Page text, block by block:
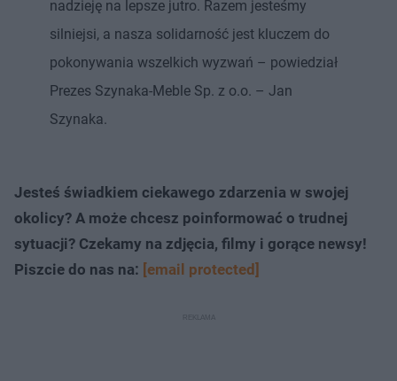
nadzieję na lepsze jutro. Razem jesteśmy
silniejsi, a nasza solidarność jest kluczem do
pokonywania wszelkich wyzwań – powiedział
Prezes Szynaka-Meble Sp. z o.o. – Jan
Szynaka.
Jesteś świadkiem ciekawego zdarzenia w swojej
okolicy? A może chcesz poinformować o trudnej
sytuacji? Czekamy na zdjęcia, filmy i gorące newsy!
Piszcie do nas na: [email protected]